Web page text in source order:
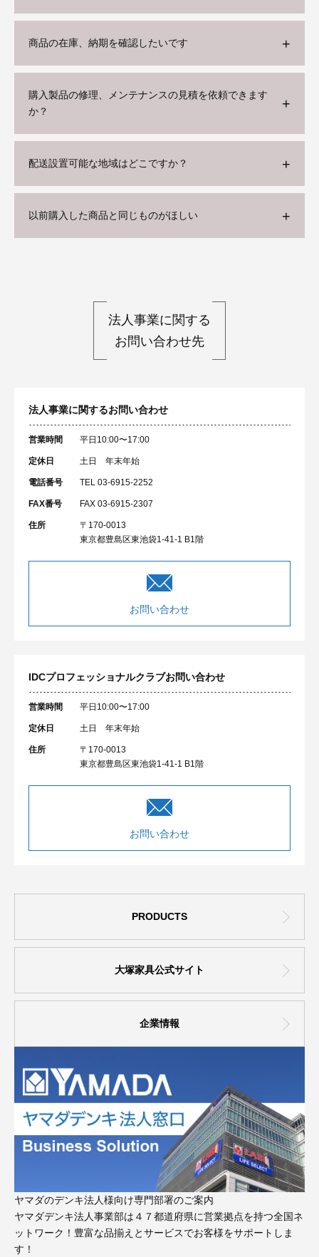
商品の在庫、納期を確認したいです
購入製品の修理、メンテナンスの見積を依頼できます
か？
配送設置可能な地域はどこですか？
以前購入した商品と同じものがほしい
法人事業に関する
お問い合わせ先
法人事業に関するお問い合わせ
営業時間 平日10:00〜17:00
定休日 土日 年末年始
電話番号 TEL 03-6915-2252
FAX番号 FAX 03-6915-2307
住所
〒170-0013
東京都豊島区東池袋1-41-1 B1階
お問い合わせ
IDCプロフェッショナルクラブお問い合わせ
営業時間 平日10:00〜17:00
定休日 土日 年末年始
住所
〒170-0013
東京都豊島区東池袋1-41-1 B1階
お問い合わせ
PRODUCTS
大塚家具公式サイト
企業情報
ヤマダのデンキ法人様向け専門部署のご案内
ヤマダデンキ法人事業部は４７都道府県に営業拠点を持つ全国ネ
ットワーク！豊富な品揃えとサービスでお客様をサポートしま
す！